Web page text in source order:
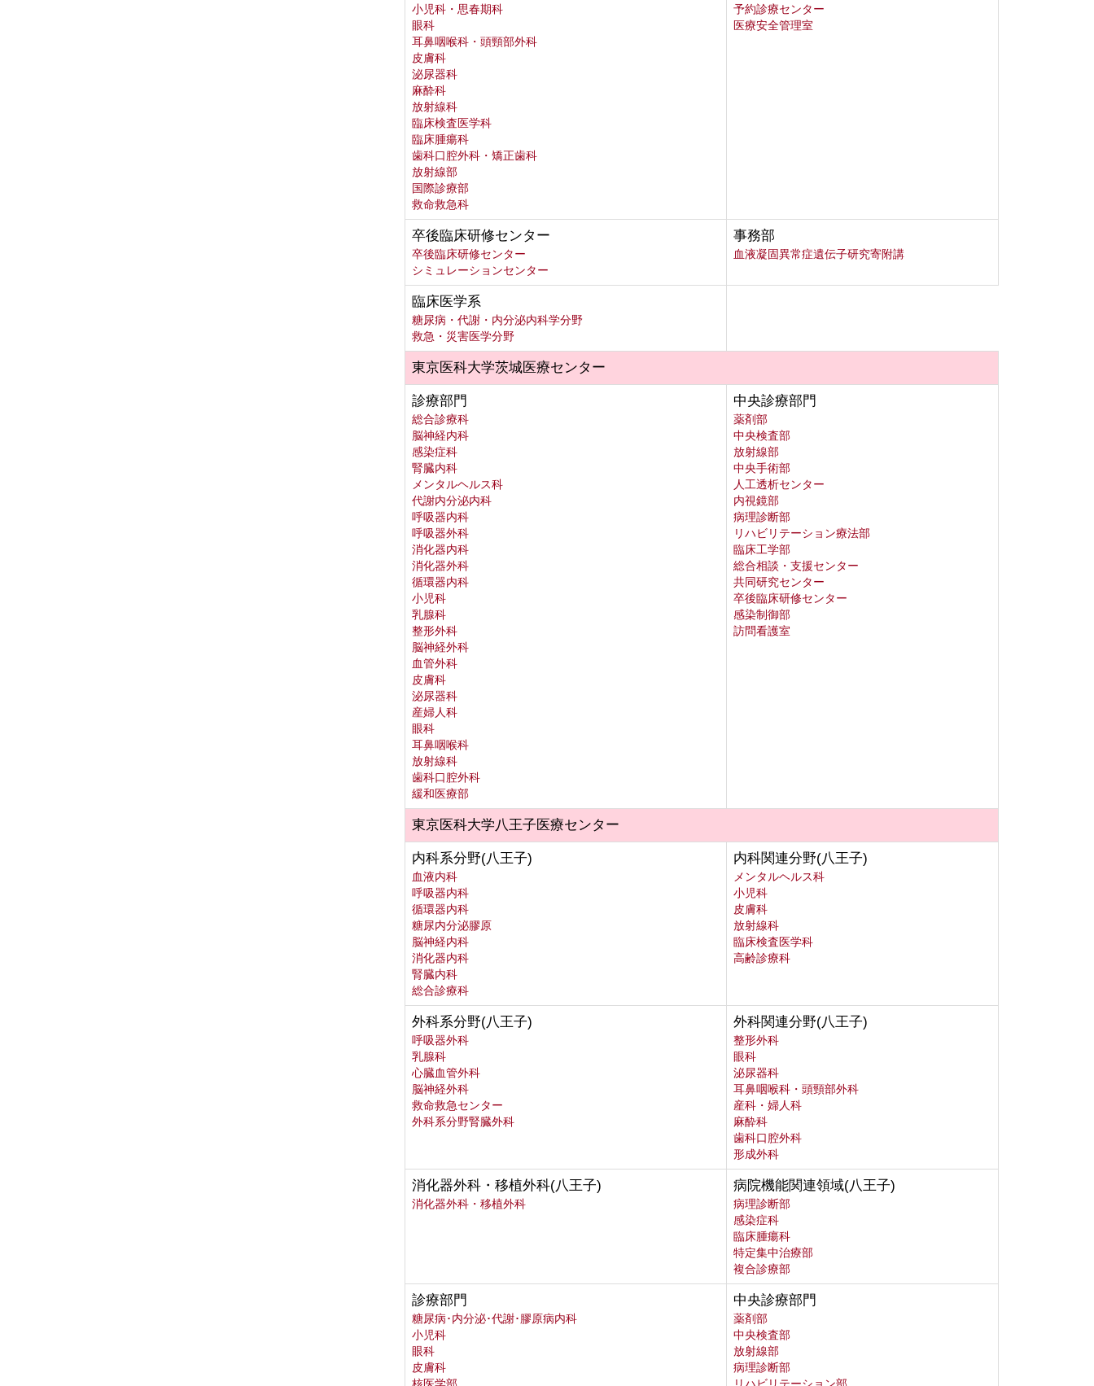
小児科・思春期科
眼科
耳鼻咽喉科・頭頸部外科
皮膚科
泌尿器科
麻酔科
放射線科
臨床検査医学科
臨床腫瘍科
歯科口腔外科・矯正歯科
放射線部
国際診療部
救命救急科
予約診療センター
医療安全管理室
卒後臨床研修センター
卒後臨床研修センター
シミュレーションセンター
事務部
血液凝固異常症遺伝子研究寄附講
臨床医学系
糖尿病・代謝・内分泌内科学分野
救急・災害医学分野
東京医科大学茨城医療センター
診療部門
総合診療科
脳神経内科
感染症科
腎臓内科
メンタルヘルス科
代謝内分泌内科
呼吸器内科
呼吸器外科
消化器内科
消化器外科
循環器内科
小児科
乳腺科
整形外科
脳神経外科
血管外科
皮膚科
泌尿器科
産婦人科
眼科
耳鼻咽喉科
放射線科
歯科口腔外科
緩和医療部
中央診療部門
薬剤部
中央検査部
放射線部
中央手術部
人工透析センター
内視鏡部
病理診断部
リハビリテーション療法部
臨床工学部
総合相談・支援センター
共同研究センター
卒後臨床研修センター
感染制御部
訪問看護室
東京医科大学八王子医療センター
内科系分野(八王子)
血液内科
呼吸器内科
循環器内科
糖尿内分泌膠原
脳神経内科
消化器内科
腎臓内科
総合診療科
内科関連分野(八王子)
メンタルヘルス科
小児科
皮膚科
放射線科
臨床検査医学科
高齢診療科
外科系分野(八王子)
呼吸器外科
乳腺科
心臓血管外科
脳神経外科
救命救急センター
外科系分野腎臓外科
外科関連分野(八王子)
整形外科
眼科
泌尿器科
耳鼻咽喉科・頭頸部外科
産科・婦人科
麻酔科
歯科口腔外科
形成外科
消化器外科・移植外科(八王子)
消化器外科・移植外科
病院機能関連領域(八王子)
病理診断部
感染症科
臨床腫瘍科
特定集中治療部
複合診療部
診療部門
糖尿病･内分泌･代謝･膠原病内科
小児科
眼科
皮膚科
中央診療部門
薬剤部
中央検査部
放射線部
病理診断部